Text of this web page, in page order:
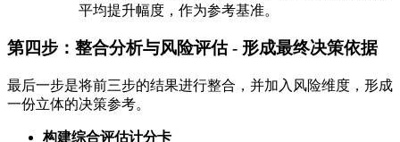
平均提升幅度，作为参考基准。
第四步：整合分析与风险评估 - 形成最终决策依据
最后一步是将前三步的结果进行整合，并加入风险维度，形成
一份立体的决策参考。
构建综合评估计分卡